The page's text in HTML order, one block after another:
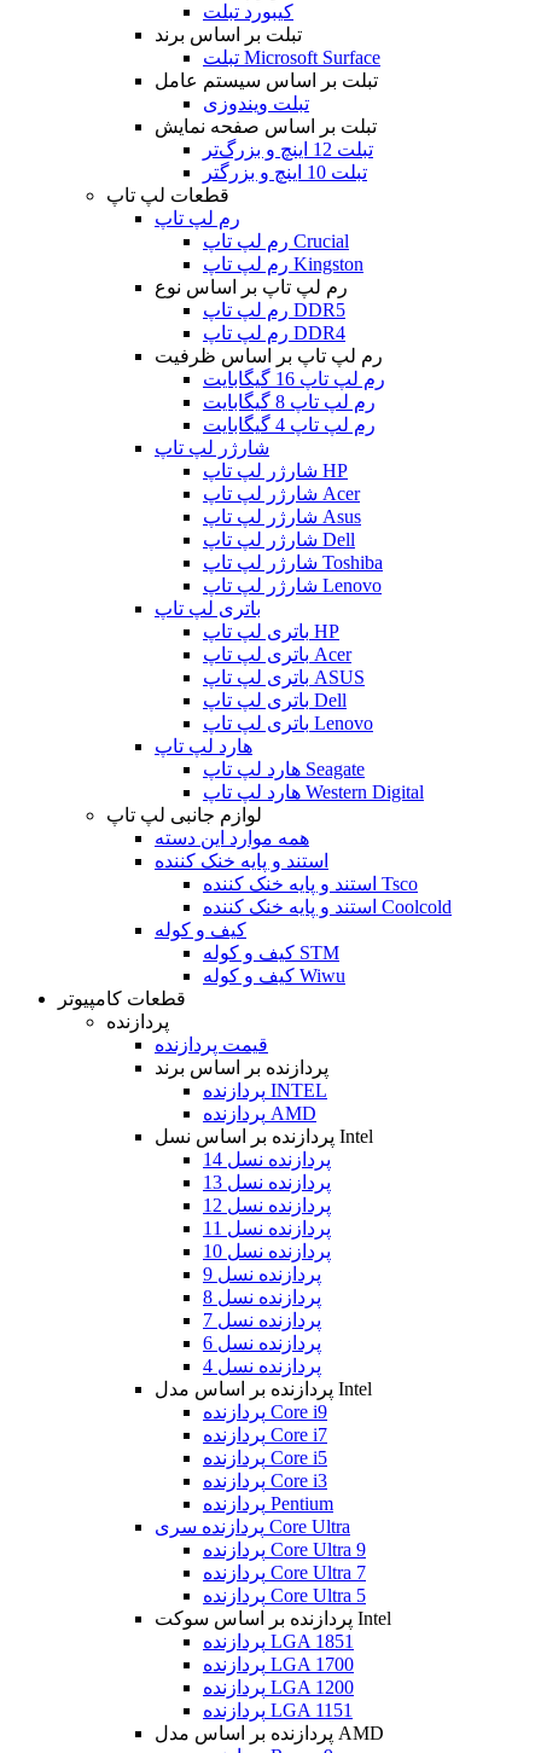
کیبورد تبلت
تبلت بر اساس برند
تبلت Microsoft Surface
تبلت بر اساس سیستم عامل
تبلت ویندوزی
تبلت بر اساس صفحه نمایش
تبلت 12 اینچ و بزرگ‌تر
تبلت 10 اینچ و بزرگتر
قطعات لپ تاپ
رم لپ تاپ
رم لپ تاپ Crucial
رم لپ تاپ Kingston
رم لپ تاپ بر اساس نوع
رم لپ تاپ DDR5
رم لپ تاپ DDR4
رم لپ تاپ بر اساس ظرفیت
رم لپ تاپ 16 گیگابایت
رم لپ تاپ 8 گیگابایت
رم لپ تاپ 4 گیگابایت
شارژر لپ تاپ
شارژر لپ تاپ HP
شارژر لپ تاپ Acer
شارژر لپ تاپ Asus
شارژر لپ تاپ Dell
شارژر لپ تاپ Toshiba
شارژر لپ تاپ Lenovo
باتری لپ تاپ
باتری لپ تاپ HP
باتری لپ تاپ Acer
باتری لپ تاپ ASUS
باتری لپ تاپ Dell
باتری لپ تاپ Lenovo
هارد لپ تاپ
هارد لپ تاپ Seagate
هارد لپ تاپ Western Digital
لوازم جانبی لپ تاپ
همه موارد این دسته
استند و پایه خنک کننده
استند و پایه خنک کننده Tsco
استند و پایه خنک کننده Coolcold
کیف و کوله
کیف و کوله STM
کیف و کوله Wiwu
قطعات کامپیوتر
پردازنده
قیمت پردازنده
پردازنده بر اساس برند
پردازنده INTEL
پردازنده AMD
پردازنده بر اساس نسل Intel
پردازنده نسل 14
پردازنده نسل 13
پردازنده نسل 12
پردازنده نسل 11
پردازنده نسل 10
پردازنده نسل 9
پردازنده نسل 8
پردازنده نسل 7
پردازنده نسل 6
پردازنده نسل 4
پردازنده بر اساس مدل Intel
پردازنده Core i9
پردازنده Core i7
پردازنده Core i5
پردازنده Core i3
پردازنده Pentium
پردازنده سری Core Ultra
پردازنده Core Ultra 9
پردازنده Core Ultra 7
پردازنده Core Ultra 5
پردازنده بر اساس سوکت Intel
پردازنده LGA 1851
پردازنده LGA 1700
پردازنده LGA 1200
پردازنده LGA 1151
پردازنده بر اساس مدل AMD